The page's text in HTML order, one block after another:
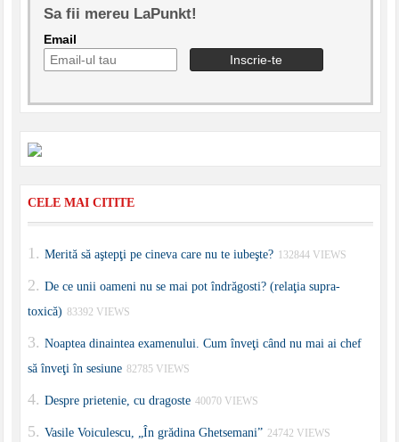
Sa fii mereu LaPunkt!
Email
CELE MAI CITITE
Merită să aştepţi pe cineva care nu te iubeşte? 132844 VIEWS
De ce unii oameni nu se mai pot îndrăgosti? (relaţia supra-
toxică) 83392 VIEWS
Noaptea dinaintea examenului. Cum înveţi când nu mai ai chef
să înveţi în sesiune 82785 VIEWS
Despre prietenie, cu dragoste 40070 VIEWS
Vasile Voiculescu, „În grădina Ghetsemani” 24742 VIEWS